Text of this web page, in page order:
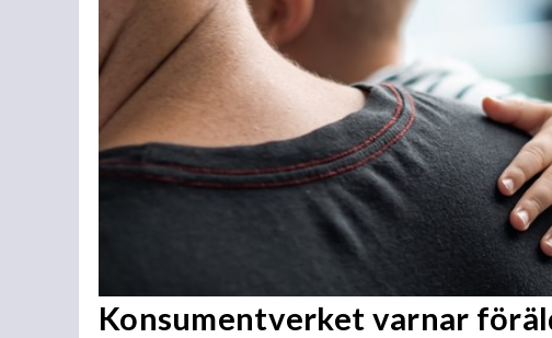
Konsumentverket varnar